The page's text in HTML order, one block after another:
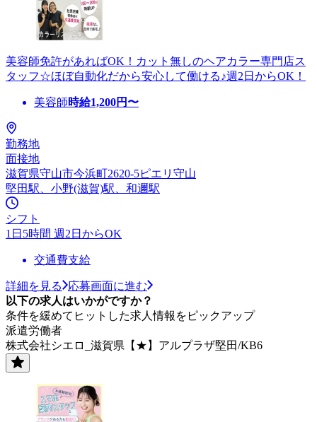
美容師免許があればOK！カット無しのヘアカラー専門店ス
タッフ☆ほぼ自動化だから安心して働ける♪週2日からOK！
美容師時給1,200円〜
勤務地
面接地
滋賀県守山市今浜町2620-5ピエリ守山
堅田駅、小野(滋賀)駅、和邇駅
シフト
1日5時間 週2日からOK
交通費支給
詳細を見る
応募画面に進む
以下の求人はいかがですか？
条件を緩めてヒットした求人情報をピックアップ
派遣労働者
株式会社シエロ_滋賀県【★】アルプラザ堅田/KB6